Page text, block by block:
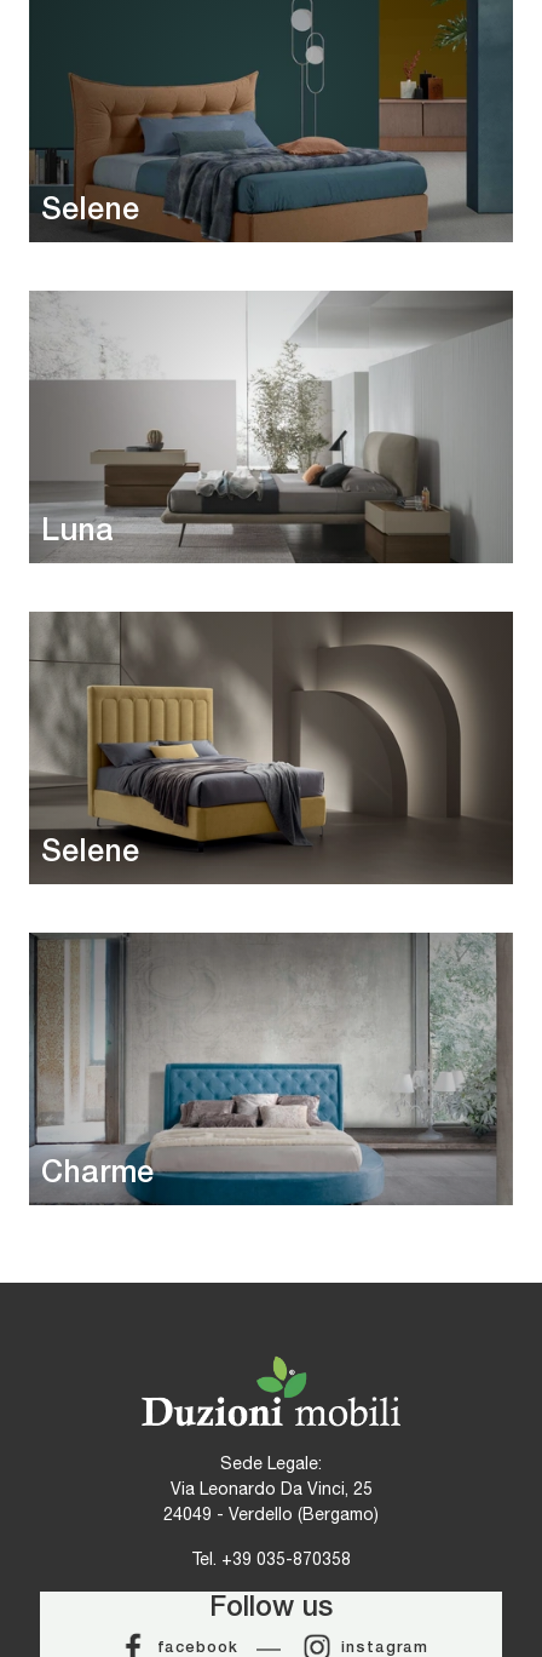
Selene
Luna
Selene
Charme
Sede Legale:
Via Leonardo Da Vinci, 25
24049 - Verdello (Bergamo)
Tel. +39 035-870358
Follow us
facebook instagram